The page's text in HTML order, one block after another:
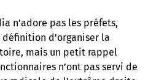
n’adore pas les préfets,
d’organiser la
mais un petit rappel
n’ont pas servi de